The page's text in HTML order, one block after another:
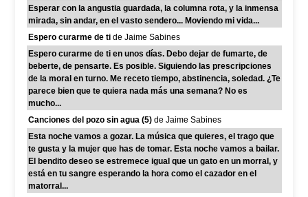
Esperar con la angustia guardada, la columna rota, y la inmensa
mirada, sin andar, en el vasto sendero... Moviendo mi vida...
Espero curarme de ti de Jaime Sabines
Espero curarme de ti en unos días. Debo dejar de fumarte, de
beberte, de pensarte. Es posible. Siguiendo las prescripciones
de la moral en turno. Me receto tiempo, abstinencia, soledad. ¿Te
parece bien que te quiera nada más una semana? No es
mucho...
Canciones del pozo sin agua (5) de Jaime Sabines
Esta noche vamos a gozar. La música que quieres, el trago que
te gusta y la mujer que has de tomar. Esta noche vamos a bailar.
El bendito deseo se estremece igual que un gato en un morral, y
está en tu sangre esperando la hora como el cazador en el
matorral...